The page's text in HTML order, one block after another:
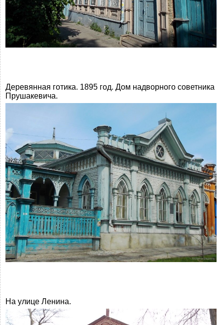
Деревянная готика. 1895 год. Дом надворного советника
Прушакевича.
На улице Ленина.